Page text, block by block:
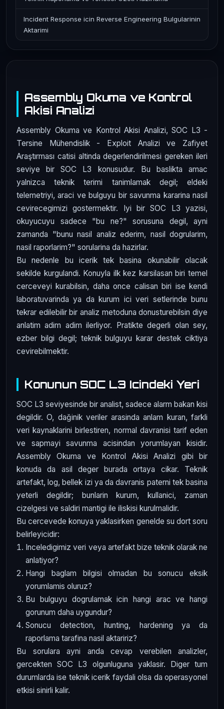
Assembly Okuma ve Kontrol
Akisi Analizi
Assembly Okuma ve Kontrol Akisi Analizi, SOC L3 -
Tersine Mühendislik - Exploit Analizi ve Zafiyet
Araştırması catisi altinda degerlendirilmesi gereken ileri
seviye bir SOC L3 konusudur. Bu baslikta amac
yalnizca teknik terimi tanimlamak degil; eldeki
telemetriyi, araci ve bulguyu bir savunma kararina nasil
cevirecegimizi gostermektir. Iyi bir SOC L3 yazisi,
okuyucuyu sadece "bu ne?" sorusuna degil, ayni
zamanda "bunu nasil analiz ederim, nasil dogrularim,
nasil raporlarim?" sorularina da hazirlar.
Bu nedenle bu icerik tek basina okunabilir olacak
sekilde kurgulandi. Konuyla ilk kez karsilasan biri temel
cerceveyi kurabilsin, daha once calisan biri ise kendi
laboratuvarinda ya da kurum ici veri setlerinde bunu
tekrar edilebilir bir analiz metoduna donusturebilsin diye
anlatim adim adim ilerliyor. Pratikte degerli olan sey,
ezber bilgi degil; teknik bulguyu karar destek ciktiya
cevirebilmektir.
Konunun SOC L3 Icindeki Yeri
SOC L3 seviyesinde bir analist, sadece alarm bakan kisi
degildir. O, dağinik veriler arasinda anlam kuran, farkli
veri kaynaklarini birlestiren, normal davranisi tarif eden
ve sapmayi savunma acisindan yorumlayan kisidir.
Assembly Okuma ve Kontrol Akisi Analizi gibi bir
konuda da asil deger burada ortaya cikar. Teknik
artefakt, log, bellek izi ya da davranis paterni tek basina
yeterli degildir; bunlarin kurum, kullanici, zaman
cizelgesi ve saldiri mantigi ile iliskisi kurulmalidir.
Bu cercevede konuya yaklasirken genelde su dort soru
belirleyicidir:
Inceledigimiz veri veya artefakt bize teknik olarak ne
anlatiyor?
Hangi baglam bilgisi olmadan bu sonucu eksik
yorumlamis oluruz?
Bu bulguyu dogrulamak icin hangi arac ve hangi
gorunum daha uygundur?
Sonucu detection, hunting, hardening ya da
raporlama tarafina nasil aktaririz?
Bu sorulara ayni anda cevap verebilen analizler,
gercekten SOC L3 olgunluguna yaklasir. Diger tum
durumlarda ise teknik icerik faydali olsa da operasyonel
etkisi sinirli kalir.
Incident Response icin Reverse Engineering Bulgularinin
Aktarimi